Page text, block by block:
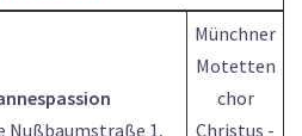
Nußbaumstraße 1,
Münchner
Motetten
chor
Christus -